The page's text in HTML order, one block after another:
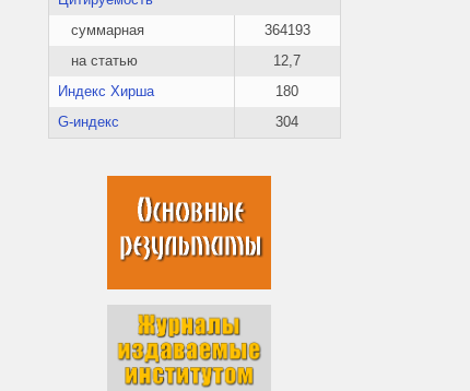
суммарная
364193
на статью
12,7
Индекс Хирша
180
G-индекс
304